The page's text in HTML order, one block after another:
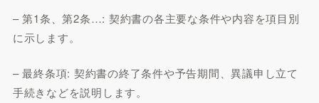
– 第1条、第2条…: 契約書の各主要な条件や内容を項目別
に示します。
– 最終条項: 契約書の終了条件や予告期間、異議申し立て
手続きなどを説明します。